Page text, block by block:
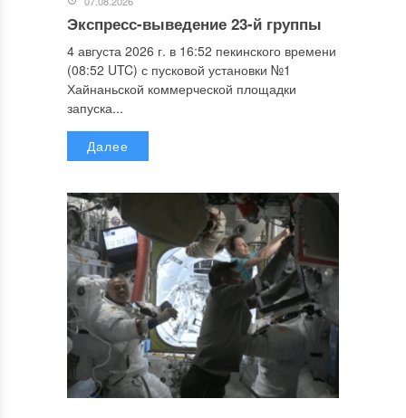
Экспресс-выведение 23-й группы
4 августа 2026 г. в 16:52 пекинского времени
(08:52 UTC) с пусковой установки №1
Хайнаньской коммерческой площадки
запуска...
Далее